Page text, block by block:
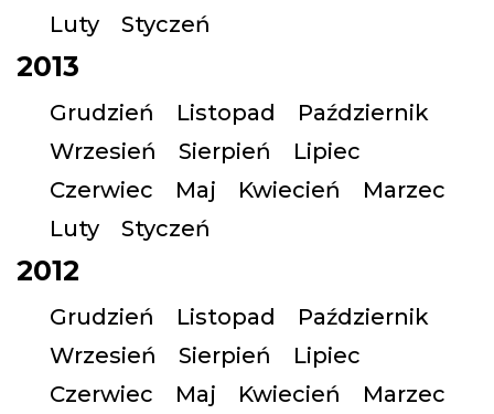
Luty
Styczeń
2013
Grudzień Listopad
Październik
Wrzesień
Sierpień
Lipiec
Czerwiec
Maj Kwiecień
Marzec
Luty
Styczeń
2012
Grudzień Listopad
Październik
Wrzesień
Sierpień
Lipiec
Czerwiec
Maj Kwiecień
Marzec